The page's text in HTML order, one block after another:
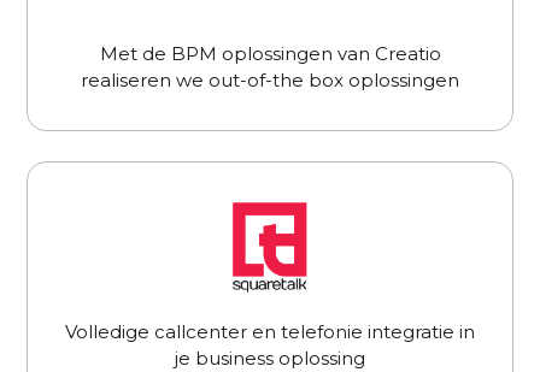
Met de BPM oplossingen van Creatio
realiseren we out-of-the box oplossingen
Volledige callcenter en telefonie integratie in
je business oplossing